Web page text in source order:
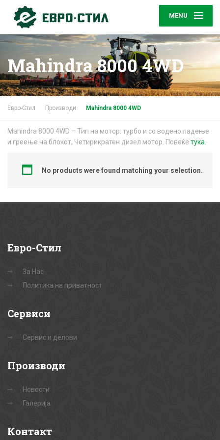
MENU
Mahindra 8000 4WD
Евро-Стил Производи Mahindra 8000 4WD
Mahindra 8000 4WD – Тип на мотор: турбо и со водено ладење
и греење на блокот, Четирикратен дизел мотор. Повеќе тука.
No products were found matching your selection.
Евро-Стил
За Нас
Политика на приватност
Сервиси
Сервис и делови
Производи
Новости
Галерија
Контакт